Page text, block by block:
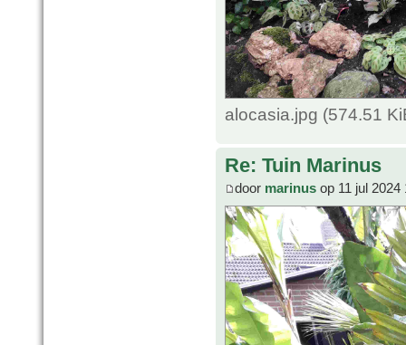
alocasia.jpg (574.51
Re: Tuin Marinus
door marinus op 11 jul 2024